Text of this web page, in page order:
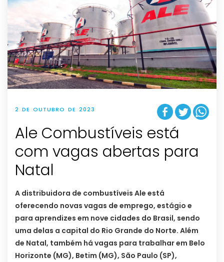
2 DE OUTUBRO DE 2023
Ale Combustíveis está
com vagas abertas para
Natal
A distribuidora de combustíveis Ale está
oferecendo novas vagas de emprego, estágio e
para aprendizes em nove cidades do Brasil, sendo
uma delas a capital do Rio Grande do Norte. Além
de Natal, também há vagas para trabalhar em Belo
Horizonte (MG), Betim (MG), São Paulo (SP),